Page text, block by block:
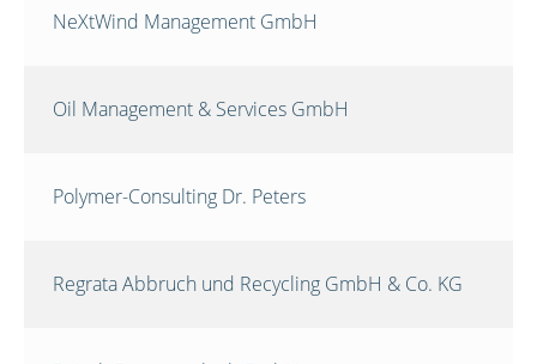
NeXtWind Management GmbH
Oil Management & Services GmbH
Polymer-Consulting Dr. Peters
Regrata Abbruch und Recycling GmbH & Co. KG